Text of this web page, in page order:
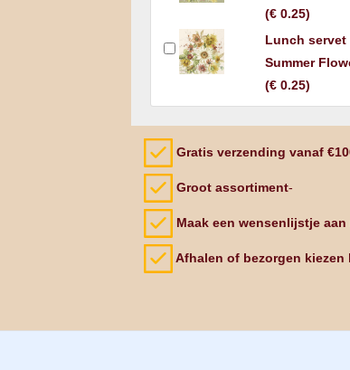
(€ 0.25)
Lunch servet
Summer
(€ 0.25)
Gratis verzending vanaf
Groot assortiment-
Maak een wensenlijstje
Afhalen of bezorgen kiezen